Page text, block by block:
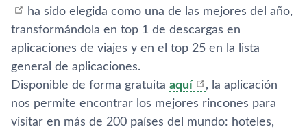
ha sido elegida como una de las mejores del año,
transformándola en top 1 de descargas en
aplicaciones de viajes y en el top 25 en la lista
general de aplicaciones.
Disponible de forma gratuita aquí­
, la aplicación
nos permite encontrar los mejores rincones para
visitar en más de 200 paí­ses del mundo: hoteles,